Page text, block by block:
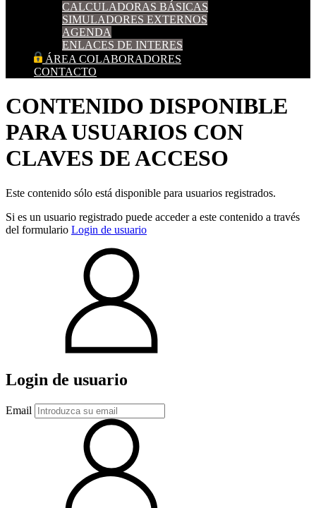
CALCULADORAS BÁSICAS
SIMULADORES EXTERNOS
AGENDA
ENLACES DE INTERES
ÁREA COLABORADORES
CONTACTO
CONTENIDO DISPONIBLE
PARA USUARIOS CON
CLAVES DE ACCESO
Este contenido sólo está disponible para usuarios registrados.
Si es un usuario registrado puede acceder a este contenido a través
del formulario Login de usuario
Login de usuario
Email